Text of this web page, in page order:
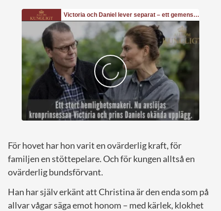
För hovet har hon varit en ovärderlig kraft, för
familjen en stöttepelare. Och för kungen alltså en
ovärderlig bundsförvant.
Han har själv erkänt att Christina är den enda som på
allvar vågar säga emot honom – med kärlek, klokhet